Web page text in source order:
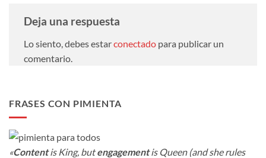
Deja una respuesta
Lo siento, debes estarconectado para publicar un
comentario.
FRASES CON PIMIENTA
«Contentis King, butengagementis Queen (and she rules